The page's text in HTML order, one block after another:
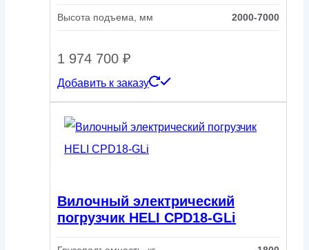
Высота подъема, мм 2000-7000
1 974 700 ₽
Добавить к заказу
Вилочный электрический
погрузчик HELI CPD18-GLi